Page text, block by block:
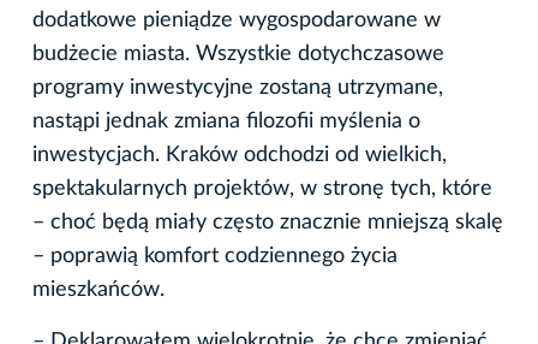
dodatkowe pieniądze wygospodarowane w
budżecie miasta. Wszystkie dotychczasowe
programy inwestycyjne zostaną utrzymane,
nastąpi jednak zmiana filozofii myślenia o
inwestycjach. Kraków odchodzi od wielkich,
spektakularnych projektów, w stronę tych, które
– choć będą miały często znacznie mniejszą skalę
– poprawią komfort codziennego życia
mieszkańców.